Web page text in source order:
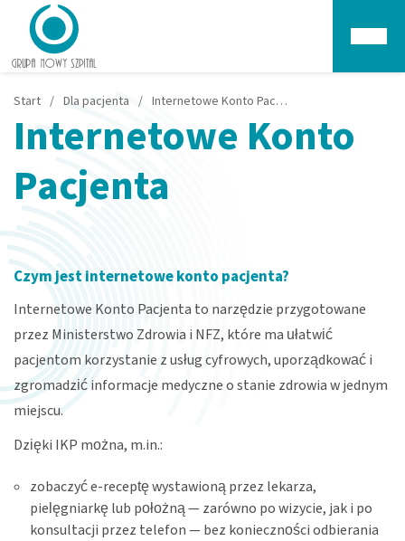
Start / Dla pacjenta / Internetowe Konto Pacjenta
Internetowe Konto
Pacjenta
Czym jest internetowe konto pacjenta?
Internetowe Konto Pacjenta to narzędzie przygotowane
przez Ministerstwo Zdrowia i NFZ, które ma ułatwić
pacjentom korzystanie z usług cyfrowych, uporządkować i
zgromadzić informacje medyczne o stanie zdrowia w jednym
miejscu.
Dzięki IKP można, m.in.:
zobaczyće-receptęwystawioną przez lekarza,
pielęgniarkę lub położną — zarówno po wizycie, jak i po
konsultacji przez telefon — bez konieczności odbierania